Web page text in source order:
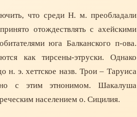
что среди Н. м. преобладали
отождествлять с ахейскими
юга Балканского п-ова.
как тирсены-этруски. Однако
н. э. хеттское назв. Трои – Таруиса
с этим этнонимом. Шакалуша
населением о. Сицилия.